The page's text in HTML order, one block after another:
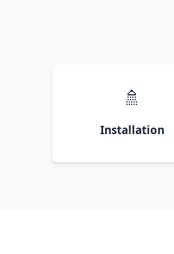
🚿
Installation